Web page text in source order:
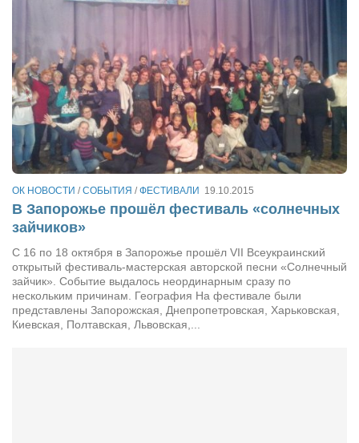
ОК НОВОСТИ /СОБЫТИЯ /ФЕСТИВАЛИ 19.10.2015
В Запорожье прошёл фестиваль «солнечных
зайчиков»
C 16 по 18 октября в Запорожье прошёл VII Всеукраинский
открытый фестиваль-мастерская авторской песни «Солнечный
зайчик». Событие выдалось неординарным сразу по
нескольким причинам. География На фестивале были
представлены Запорожская, Днепропетровская, Харьковская,
Киевская, Полтавская, Львовская,...